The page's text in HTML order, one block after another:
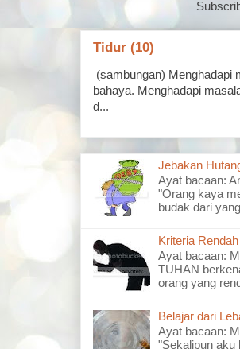
Tidur (10)
(sambungan) Menghadapi
bahaya. Menghadapi
d...
Jebakan
Ayat bacaan:
"Orang kaya
budak dari
Kriteria
Ayat bacaan:
TUHAN
orang yang
Belajar dari
Ayat bacaan:
"Sekalipun aku